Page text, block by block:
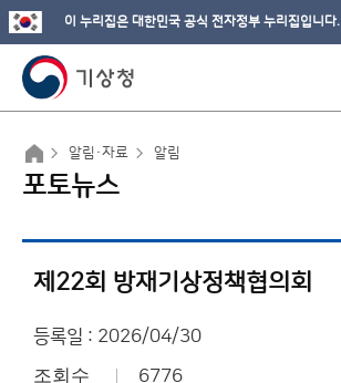
이 누리집은 대한민국 공식 전자정부 누리집입니다.
알림·자료 알림
포토뉴스
제22회 방재기상정책협의회
등록일 : 2026/04/30
조회수 6776